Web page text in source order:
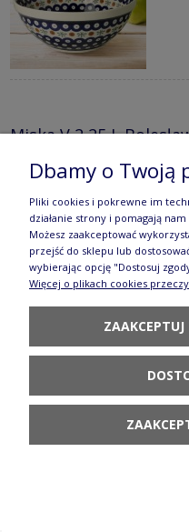
Miska V 2,25 L
Miska Ø 24,5 x 22,3 cm
Dbamy o Twoją
Pliki cookies i pokrewne im
działanie strony i pomagają
Możesz zaakceptować
przejść do sklepu lub
wybierając opcję "Dostosuj
Więcej o plikach cookies